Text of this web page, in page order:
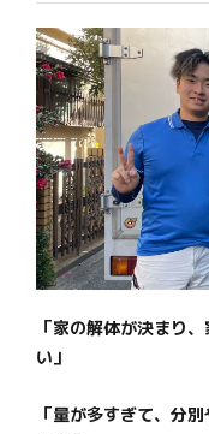
「家の解体が決まり
い」
「量が多すぎて、分